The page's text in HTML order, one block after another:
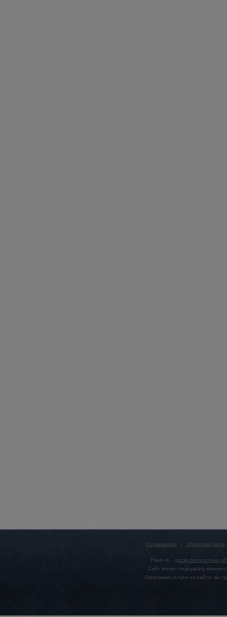
Соглашение | Обратная связь
Flado.ru - доска бесплатных
Сайт может содержать
Оплачивая услуги на сайте, вы